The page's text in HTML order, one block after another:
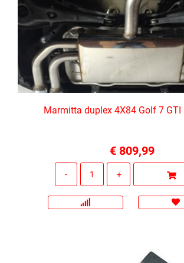
Marmitta duplex 4X84 Golf 7 GTI
€ 809,99